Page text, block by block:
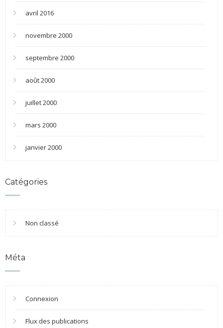
avril 2016
novembre 2000
septembre 2000
août 2000
juillet 2000
mars 2000
janvier 2000
Catégories
Non classé
Méta
Connexion
Flux des publications